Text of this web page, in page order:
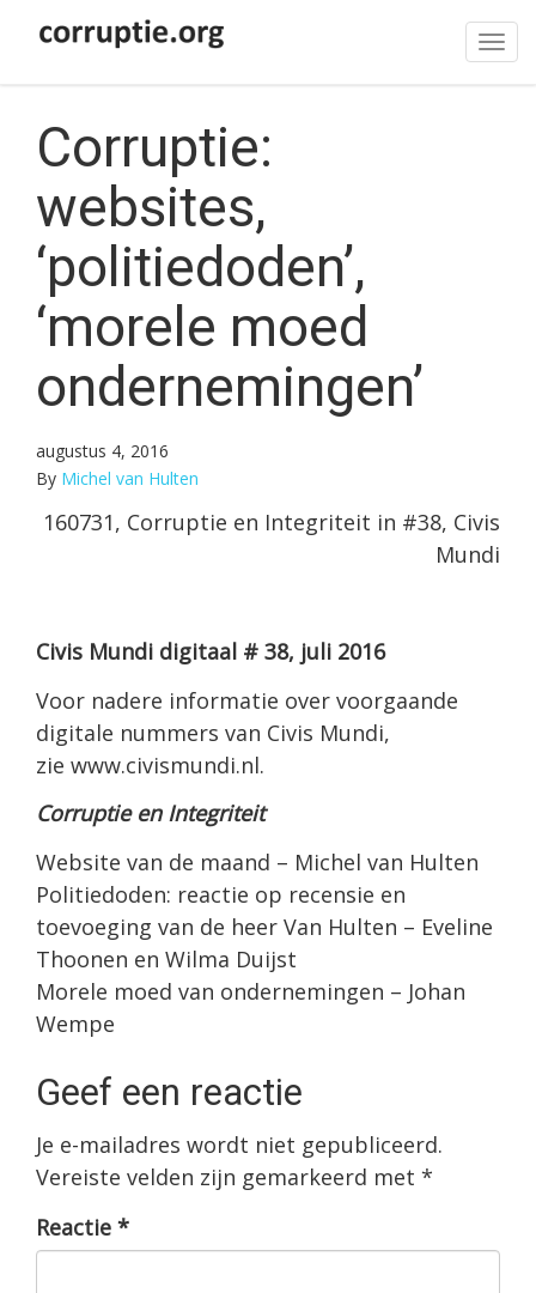
Corruptie:
websites,
‘politiedoden’,
‘morele moed
ondernemingen’
augustus 4, 2016
By Michel van Hulten
160731, Corruptie en Integriteit in #38, Civis
Mundi
Civis Mundi digitaal # 38, juli 2016
Voor nadere informatie over voorgaande
digitale nummers van Civis Mundi,
zie www.civismundi.nl.
Corruptie en Integriteit
Website van de maand – Michel van Hulten
Politiedoden: reactie op recensie en
toevoeging van de heer Van Hulten – Eveline
Thoonen en Wilma Duijst
Morele moed van ondernemingen – Johan
Wempe
Geef een reactie
Je e-mailadres wordt niet gepubliceerd.
Vereiste velden zijn gemarkeerd met *
Reactie *